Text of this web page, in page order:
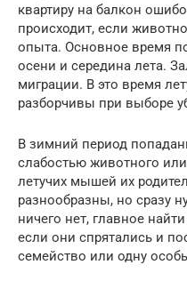
квартиру на балкон
происходит, если
опыта. Основное время
осени и середина лета.
миграции. В это время
разборчивы при выборе
В зимний период
слабостью животного
летучих мышей их
разнообразны, но сразу
ничего нет, главное
если они спрятались и
семейство или одну